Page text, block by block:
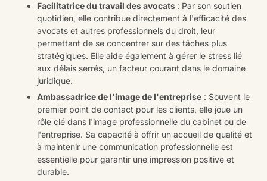
Facilitatrice du travail des avocats : Par son soutien
quotidien, elle contribue directement à l'efficacité des
avocats et autres professionnels du droit, leur
permettant de se concentrer sur des tâches plus
stratégiques. Elle aide également à gérer le stress lié
aux délais serrés, un facteur courant dans le domaine
juridique.
Ambassadrice de l'image de l'entreprise : Souvent le
premier point de contact pour les clients, elle joue un
rôle clé dans l'image professionnelle du cabinet ou de
l'entreprise. Sa capacité à offrir un accueil de qualité et
à maintenir une communication professionnelle est
essentielle pour garantir une impression positive et
durable.